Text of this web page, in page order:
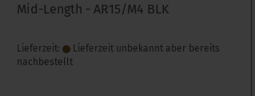
Mid-Length - AR15/M4 BLK
Lieferzeit:
Lieferzeit unbekannt aber bereits
nachbestellt